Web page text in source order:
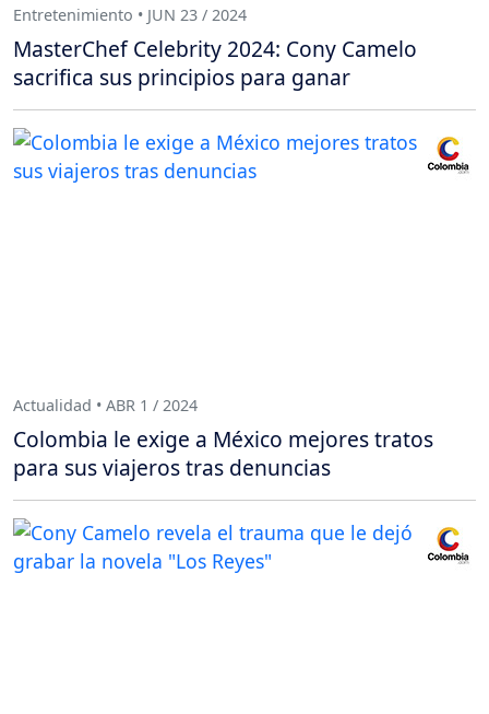
Entretenimiento • JUN 23 / 2024
MasterChef Celebrity 2024: Cony Camelo
sacrifica sus principios para ganar
Actualidad • ABR 1 / 2024
Colombia le exige a México mejores tratos
para sus viajeros tras denuncias